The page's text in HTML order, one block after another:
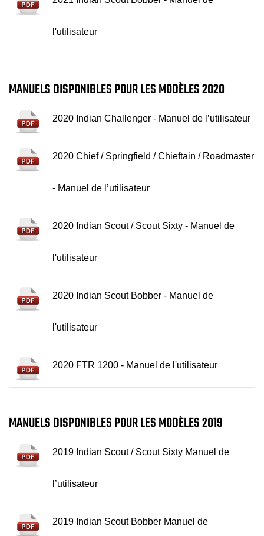
l'utilisateur
MANUELS DISPONIBLES POUR LES MODÈLES 2020
2020 Indian Challenger - Manuel de l’utilisateur
2020 Chief / Springfield / Chieftain / Roadmaster
- Manuel de l’utilisateur
2020 Indian Scout / Scout Sixty - Manuel de
l'utilisateur
2020 Indian Scout Bobber - Manuel de
l'utilisateur
2020 FTR 1200 - Manuel de l'utilisateur
MANUELS DISPONIBLES POUR LES MODÈLES 2019
2019 Indian Scout / Scout Sixty Manuel de
l’utilisateur
2019 Indian Scout Bobber Manuel de